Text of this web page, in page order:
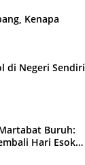
Kenapa
di Negeri Sendiri
Buruh:
Hari Esok